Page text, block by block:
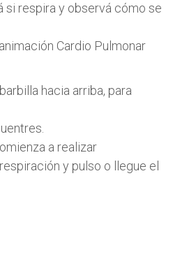
si respira y observá cómo se
Cardio Pulmonar
hacia arriba, para
a realizar
y pulso o llegue el